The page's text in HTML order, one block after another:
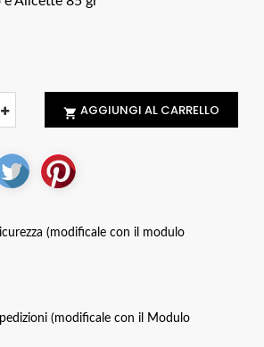
 AGGIUNGI AL CARRELLO
(modificale con il modulo
(modificale con il Modulo